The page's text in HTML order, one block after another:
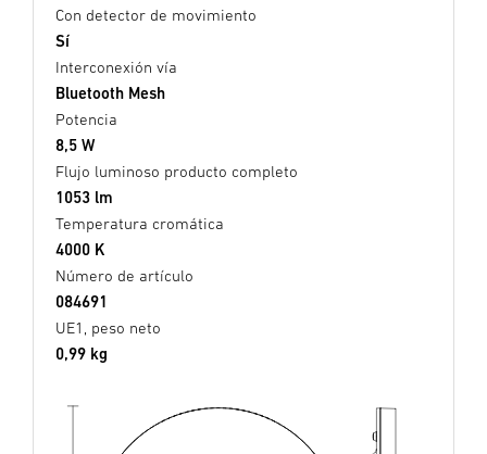
Con detector de movimiento
Sí
Interconexión vía
Bluetooth Mesh
Potencia
8,5 W
Flujo luminoso producto completo
1053 lm
Temperatura cromática
4000 K
Número de artículo
084691
UE1, peso neto
0,99 kg